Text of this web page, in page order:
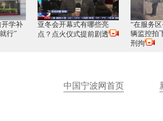
开学补
行”
亚冬会开幕式有哪些亮
点？点火仪式提前剧透
“在服务
辆监控拍
刑拘
中国宁波网首页